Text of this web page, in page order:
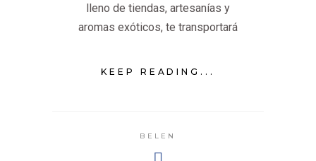
lleno de tiendas, artesanías y
aromas exóticos, te transportará
KEEP READING...
BELEN